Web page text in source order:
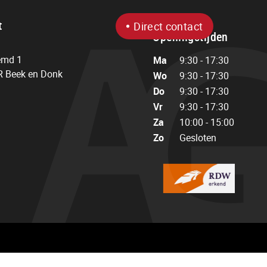
Direct contact
Ma
9:30 - 17:30
Do
9:30 - 17:30
1
Beek en Donk
Openingstijden
Ma
9:30 - 17:30
Wo
9:30 - 17:30
Do
9:30 - 17:30
Vr
9:30 - 17:30
Za
10:00 - 15:00
Zo
Gesloten